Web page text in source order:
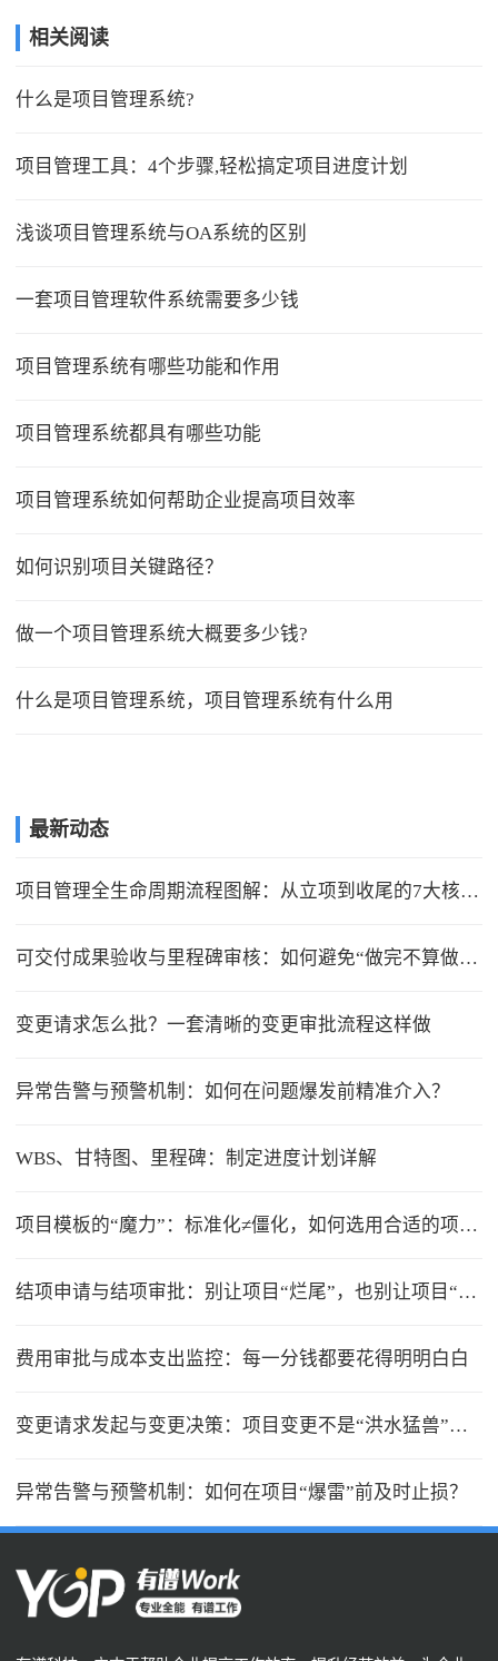
相关阅读
什么是项目管理系统?
项目管理工具：4个步骤,轻松搞定项目进度计划
浅谈项目管理系统与OA系统的区别
一套项目管理软件系统需要多少钱
项目管理系统有哪些功能和作用
项目管理系统都具有哪些功能
项目管理系统如何帮助企业提高项目效率
如何识别项目关键路径？
做一个项目管理系统大概要多少钱?
什么是项目管理系统，项目管理系统有什么用
最新动态
项目管理全生命周期流程图解：从立项到收尾的7大核心节点
可交付成果验收与里程碑审核：如何避免“做完不算做完”？
变更请求怎么批？一套清晰的变更审批流程这样做
异常告警与预警机制：如何在问题爆发前精准介入？
WBS、甘特图、里程碑：制定进度计划详解
项目模板的“魔力”：标准化≠僵化，如何选用合适的项目模版？
结项申请与结项审批：别让项目“烂尾”，也别让项目“无限延期”
费用审批与成本支出监控：每一分钱都要花得明明白白
变更请求发起与变更决策：项目变更不是“洪水猛兽”，但要管住流程
异常告警与预警机制：如何在项目“爆雷”前及时止损？